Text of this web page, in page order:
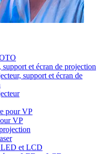
et écran de projection
support et écran de
pour VP
VP
LED et LCD